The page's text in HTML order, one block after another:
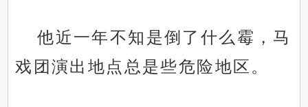
他近一年不知是倒了什么霉，马
戏团演出地点总是些危险地区。